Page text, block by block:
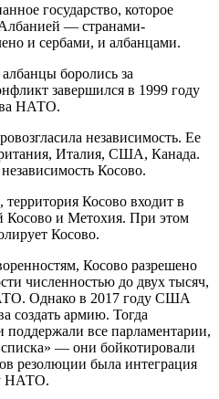
государство, которое
— странами-
и сербами, и албанцами.
боролись за
завершился в 1999 году
НАТО.
независимость. Ее
Италия, США, Канада.
Косово.
Косово входит в
Косово и Метохия. При этом
Косово.
Косово разрешено
численностью до двух тысяч,
Однако в 2017 году США
создать армию. Тогда
все парламентарии,
— они бойкотировали
резолюции была интеграция
НАТО.